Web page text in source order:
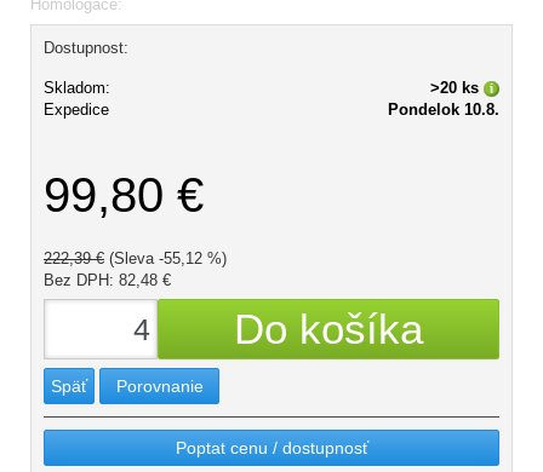
Homologace:
Dostupnost:
Skladom:
>20 ks
Expedice
Pondelok 10.8.
99,80 €
222,39 € (Sleva -55,12 %)
Bez DPH: 82,48 €
Späť Porovnanie
Poptat cenu / dostupnosť